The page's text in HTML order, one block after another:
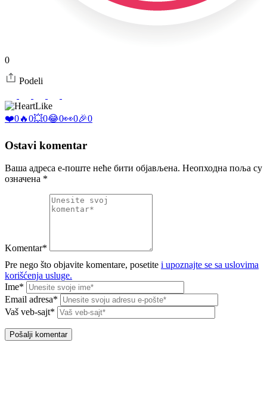
0
Podeli
Like
❤️0🔥0💥0😂0👀0🎉0
Ostavi komentar
Ваша адреса е-поште неће бити објављена. Неопходна поља су
означена *
Komentar*
Pre nego što objavite komentare, posetite i upoznajte se sa uslovima
korišćenja usluge.
Ime*
Email adresa*
Vaš veb-sajt*